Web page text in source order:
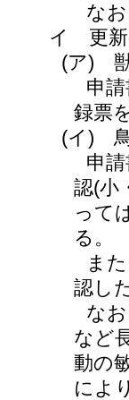
な
イ 更新
(ア)
申
録票
(イ)
申
認(小
って
る。
ま
認し
な
など
動の
によ